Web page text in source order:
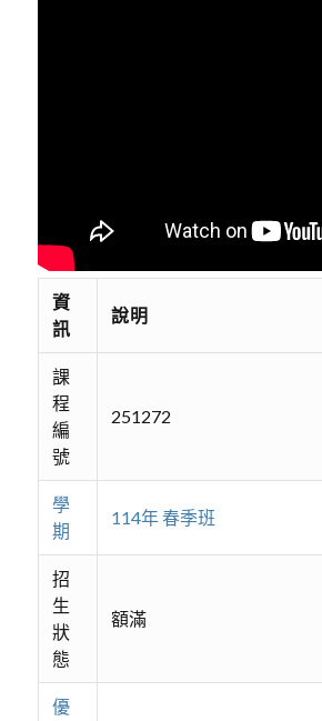
資
訊
說明
課
程
編
號
251272
學
期
114年 春季班
招
生
狀
態
額滿
優